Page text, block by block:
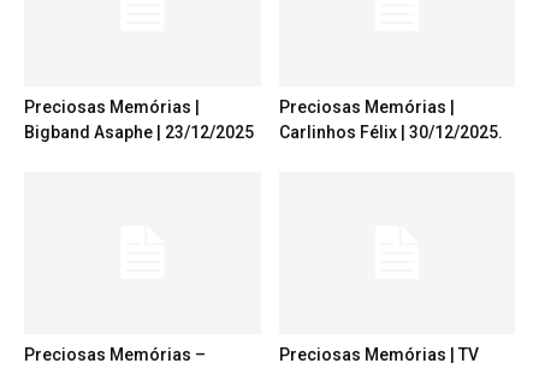
Preciosas Memórias |
Bigband Asaphe | 23/12/2025
Preciosas Memórias |
Carlinhos Félix | 30/12/2025.
Preciosas Memórias –
Preciosas Memórias | TV